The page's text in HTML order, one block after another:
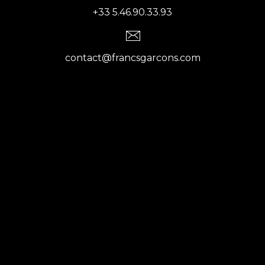
+33 5.46.90.33.93
contact@francsgarcons.com